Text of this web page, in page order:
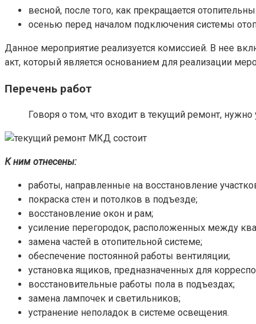
весной, после того, как прекращается
осенью перед началом подключения системы
Данное мероприятие реализуется комиссией. В нее
акт, который является основанием для реализации
Перечень работ
Говоря о том, что входит в текущий ремонт,
К ним отнесены:
работы, направленные на восстановление
покраска стен и потолков в подъезде;
восстановление окон и рам;
усиление перегородок, расположенных между
замена частей в отопительной системе;
обеспечение постоянной работы вентиляции;
установка ящиков, предназначенных для
восстановительные работы пола в подъездах;
замена лампочек и светильников;
устранение неполадок в системе освещения.